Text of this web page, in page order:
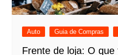
Auto Guia de Compras
Frente de loja: O